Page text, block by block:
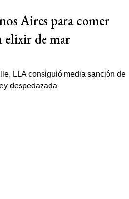
Aires para comer
elixir de mar